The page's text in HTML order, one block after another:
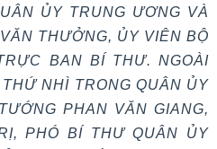
ỦY TRUNG ƯƠNG VÀ
THƯỞNG, ỦY VIÊN BỘ
BAN BÍ THƯ. NGOÀI
NHÌ TRONG QUÂN ỦY
PHAN VĂN GIANG,
PHÓ BÍ THƯ QUÂN ỦY